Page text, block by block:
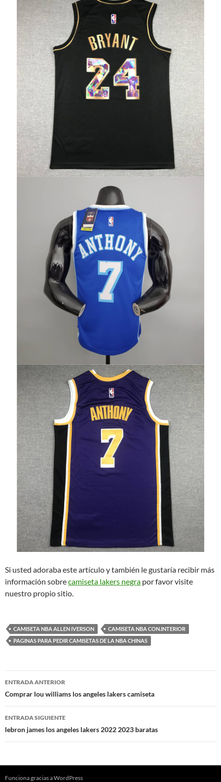
Si usted adoraba este artículo y también le gustaría recibir más
información sobrecamiseta lakers negra por favor visite
nuestro propio sitio.
CAMISETA NBA ALLEN IVERSON
CAMISETA NBA CON.INTERIOR
PAGINAS PARA PEDIR CAMISETAS DE LA NBA CHINAS
Navegación
de
entradas
ENTRADA ANTERIOR
Comprar lou williams los angeles lakers camiseta
ENTRADA SIGUIENTE
lebron james los angeles lakers 2022 2023 baratas
Funciona gracias a WordPress